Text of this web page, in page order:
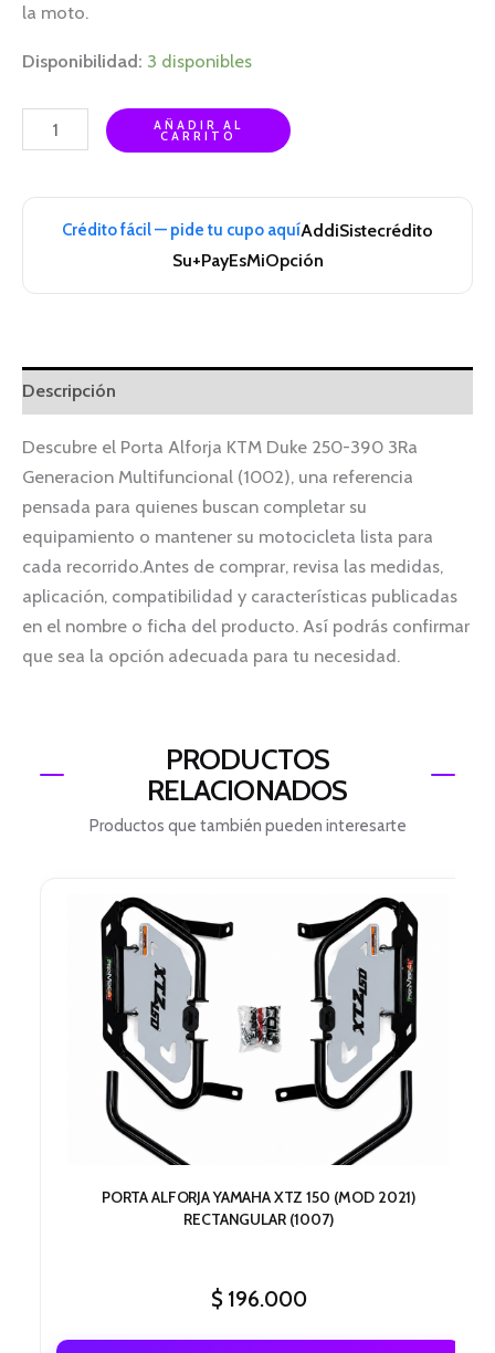
la moto.
Disponibilidad: 3 disponibles
AÑADIR AL
CARRITO
Crédito fácil — pide tu cupo aquíAddiSistecrédito
Su+PayEsMiOpción
Descripción
Descubre el Porta Alforja KTM Duke 250-390 3Ra
Generacion Multifuncional (1002), una referencia
pensada para quienes buscan completar su
equipamiento o mantener su motocicleta lista para
cada recorrido.Antes de comprar, revisa las medidas,
aplicación, compatibilidad y características publicadas
en el nombre o ficha del producto. Así podrás confirmar
que sea la opción adecuada para tu necesidad.
PRODUCTOS
RELACIONADOS
Productos que también pueden interesarte
PORTA ALFORJA YAMAHA XTZ 150 (MOD 2021)
RECTANGULAR (1007)
$196.000